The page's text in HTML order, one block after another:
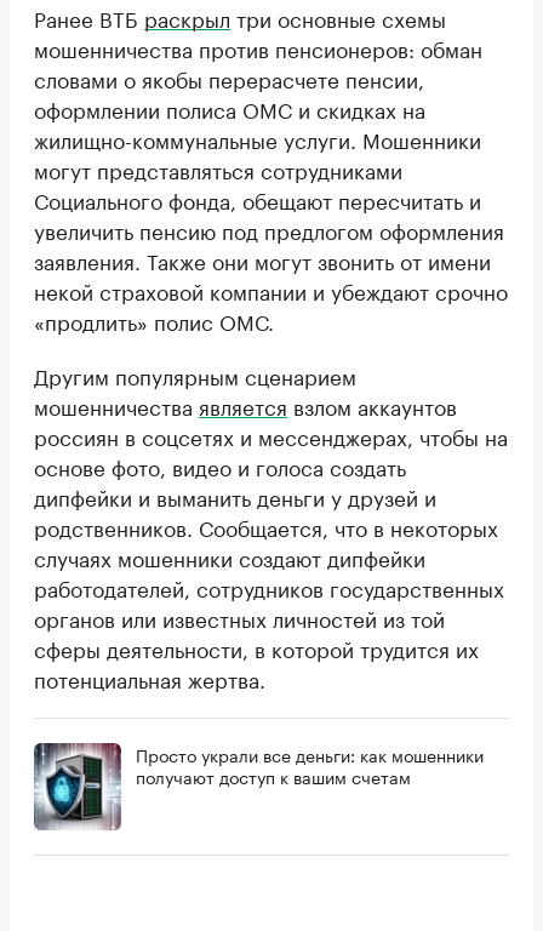
Ранее ВТБ раскрыл три основные схемы
мошенничества против пенсионеров: обман
словами о якобы перерасчете пенсии,
оформлении полиса ОМС и скидках на
жилищно-коммунальные услуги. Мошенники
могут представляться сотрудниками
Социального фонда, обещают пересчитать и
увеличить пенсию под предлогом оформления
заявления. Также они могут звонить от имени
некой страховой компании и убеждают срочно
«продлить» полис ОМС.
Другим популярным сценарием
мошенничества является взлом аккаунтов
россиян в соцсетях и мессенджерах, чтобы на
основе фото, видео и голоса создать
дипфейки и выманить деньги у друзей и
родственников. Сообщается, что в некоторых
случаях мошенники создают дипфейки
работодателей, сотрудников государственных
органов или известных личностей из той
сферы деятельности, в которой трудится их
потенциальная жертва.
Просто украли все деньги: как мошенники
получают доступ к вашим счетам